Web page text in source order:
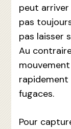
peut
pas
pas laisser
Au
fugaces.
Pour